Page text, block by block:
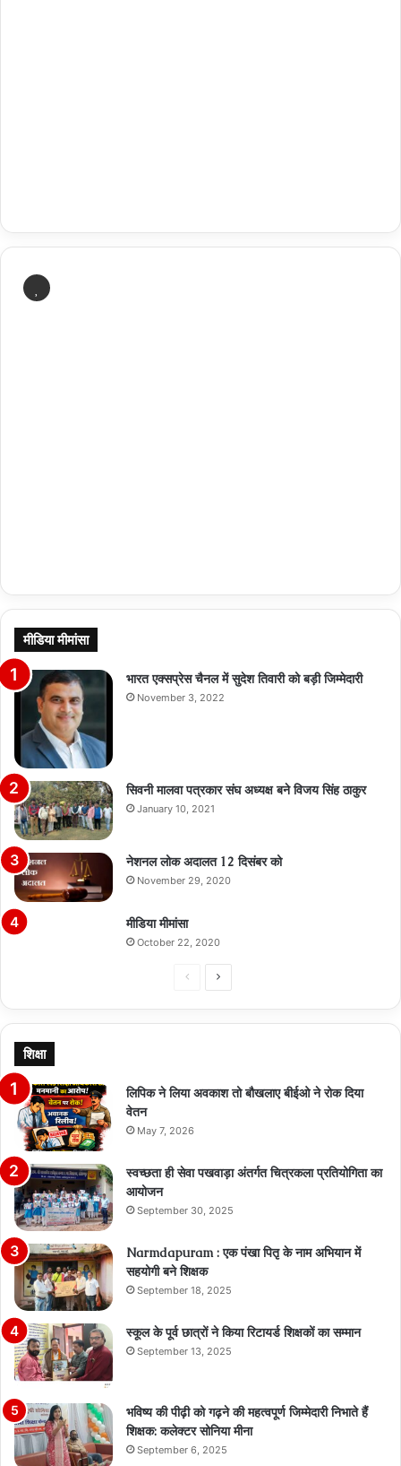
मीडिया मीमांसा
भारत एक्सप्रेस चैनल में सुदेश तिवारी को बड़ी जिम्मेदारी
November 3, 2022
सिवनी मालवा पत्रकार संघ अध्यक्ष बने विजय सिंह ठाकुर
January 10, 2021
नेशनल लोक अदालत 12 दिसंबर को
November 29, 2020
मीडिया मीमांसा
October 22, 2020
PreviousNext
शिक्षा
लिपिक ने लिया अवकाश तो बौखलाए बीईओ ने रोक दिया
वेतन
May 7, 2026
स्वच्छता ही सेवा पखवाड़ा अंतर्गत चित्रकला प्रतियोगिता का
आयोजन
September 30, 2025
Narmdapuram : एक पंखा पितृ के नाम अभियान में
सहयोगी बने शिक्षक
September 18, 2025
स्कूल के पूर्व छात्रों ने किया रिटायर्ड शिक्षकों का सम्मान
September 13, 2025
भविष्य की पीढ़ी को गढ़ने की महत्वपूर्ण जिम्मेदारी निभाते हैं
शिक्षक: कलेक्टर सोनिया मीना
September 6, 2025